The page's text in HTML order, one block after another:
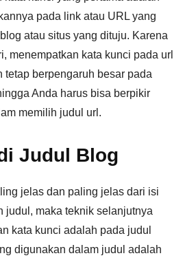
pada link atau URL yang
atau situs yang dituju. Karena
menempatkan kata kunci pada url
tetap berpengaruh besar pada
Anda harus bisa berpikir
memilih judul url.
Judul Blog
jelas dan paling jelas dari isi
judul, maka teknik selanjutnya
kata kunci adalah pada judul
digunakan dalam judul adalah